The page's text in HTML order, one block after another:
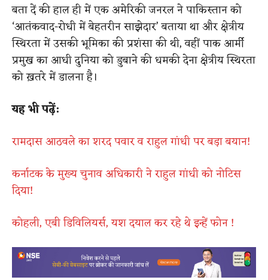
बता दें की हाल ही में एक अमेरिकी जनरल ने पाकिस्तान को
‘आतंकवाद-रोधी में बेहतरीन साझेदार’ बताया था और क्षेत्रीय
स्थिरता में उसकी भूमिका की प्रशंसा की थी, वहीं पाक आर्मी
प्रमुख का आधी दुनिया को डुबाने की धमकी देना क्षेत्रीय स्थिरता
को ख़तरे में डालना है।
यह भी पढ़ें:
रामदास आठवले का शरद पवार व राहुल गांधी पर बड़ा बयान!
कर्नाटक के मुख्य चुनाव अधिकारी ने राहुल गांधी को नोटिस
दिया!
कोहली, एबी डिविलियर्स, यश दयाल कर रहे थे इन्हें फोन !